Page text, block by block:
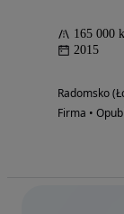
165 000
2015
Radomsko
Firma •